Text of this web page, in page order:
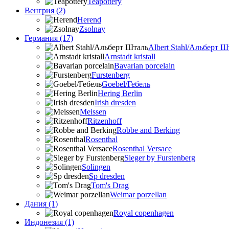
Венгрия (2)
Herend
Zsolnay
Германия (17)
Albert Stahl/Альбеpт
Arnstadt kristall
Bavarian porcelain
Furstenberg
Goebel/Гебель
Hering Berlin
Irish dresden
Meissen
Ritzenhoff
Robbe and Berking
Rosenthal
Rosenthal Versace
Sieger by Furstenberg
Solingen
Sp dresden
Tom's Drag
Weimar porzellan
Дания (1)
Royal copenhagen
Индонезия (1)